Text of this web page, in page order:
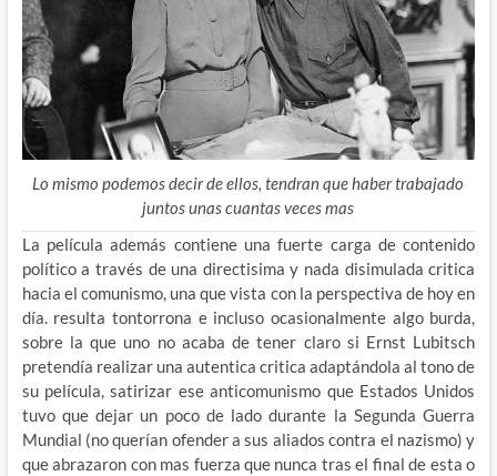
Lo mismo podemos decir de ellos, tendran que haber trabajado
juntos unas cuantas veces mas
La película además contiene una fuerte carga de contenido
político a través de una directisima y nada disimulada critica
hacia el comunismo, una que vista con la perspectiva de hoy en
día. resulta tontorrona e incluso ocasionalmente algo burda,
sobre la que uno no acaba de tener claro si Ernst Lubitsch
pretendía realizar una autentica critica adaptándola al tono de
su película, satirizar ese anticomunismo que Estados Unidos
tuvo que dejar un poco de lado durante la Segunda Guerra
Mundial (no querían ofender a sus aliados contra el nazismo) y
que abrazaron con mas fuerza que nunca tras el final de esta o